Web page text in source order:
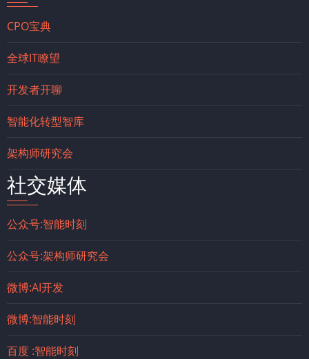
CPO宝典
全球IT瞭望
开发者开聊
智能化转型智库
架构师研究会
社交媒体
公众号:智能时刻
公众号:架构师研究会
微博:AI开发
微博:智能时刻
百度 :智能时刻